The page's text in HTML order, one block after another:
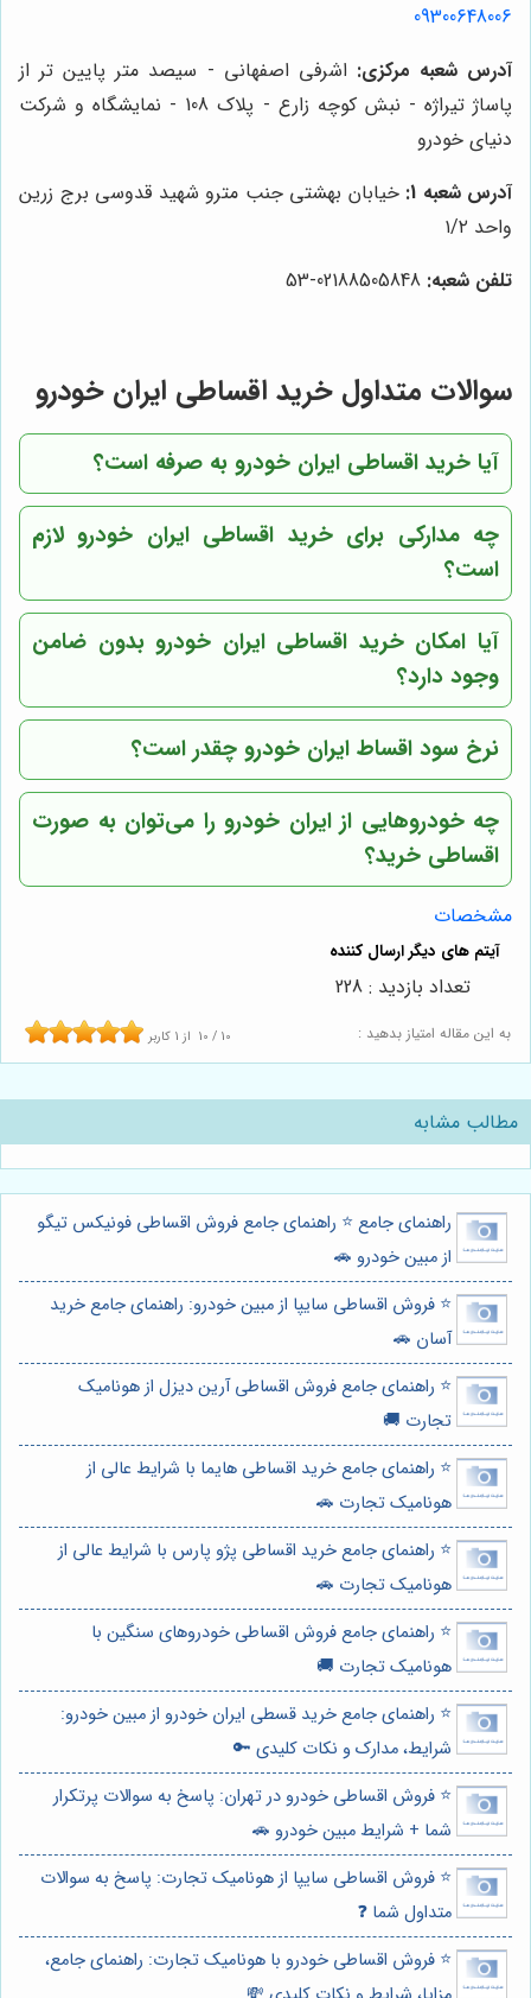
09300648006
آدرس شعبه مرکزی: اشرفی اصفهانی - سیصد متر پایین تر از
پاساژ تیراژه - نبش کوچه زارع - پلاک 108 - نمایشگاه و شرکت
دنیای خودرو
آدرس شعبه 1:
خیابان بهشتی جنب مترو شهید قدوسی برج زرین
واحد ۱/۲
تلفن شعبه: 02188505848-53
سوالات متداول خرید اقساطی ایران خودرو
آیا خرید اقساطی ایران خودرو به صرفه است؟
چه مدارکی برای خرید اقساطی ایران خودرو لازم
است؟
آیا امکان خرید اقساطی ایران خودرو بدون ضامن
وجود دارد؟
نرخ سود اقساط ایران خودرو چقدر است؟
چه خودروهایی از ایران خودرو را می‌توان به صورت
اقساطی خرید؟
مشخصات
به این مقاله امتیاز بدهید : 10 / 10 از 1 کاربر
تعداد بازدید : 228
مطالب مشابه
راهنمای جامع ⭐️ راهنمای جامع فروش اقساطی فونیکس تیگو
از مبین خودرو 🚗
⭐️ فروش اقساطی سایپا از مبین خودرو: راهنمای جامع خرید
آسان 🚗
⭐️ راهنمای جامع فروش اقساطی آرین دیزل از هونامیک
تجارت 🚚
⭐️ راهنمای جامع خرید اقساطی هایما با شرایط عالی از
هونامیک تجارت 🚗
⭐️ راهنمای جامع خرید اقساطی پژو پارس با شرایط عالی از
هونامیک تجارت 🚗
⭐️ راهنمای جامع فروش اقساطی خودروهای سنگین با
هونامیک تجارت 🚚
⭐️ راهنمای جامع خرید قسطی ایران خودرو از مبین خودرو:
شرایط، مدارک و نکات کلیدی 🔑
⭐️ فروش اقساطی خودرو در تهران: پاسخ به سوالات پرتکرار
شما + شرایط مبین خودرو 🚗
⭐️ فروش اقساطی سایپا از هونامیک تجارت: پاسخ به سوالات
متداول شما ❓
⭐️ فروش اقساطی خودرو با هونامیک تجارت: راهنمای جامع،